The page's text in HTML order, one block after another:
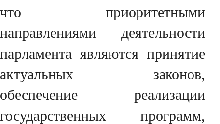
что приоритетными
направлениями деятельности
парламента являются принятие
актуальных законов,
обеспечение реализации
государственных программ,